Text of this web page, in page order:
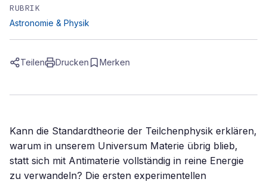
RUBRIK
Astronomie & Physik
Teilen Drucken Merken
Kann die Standardtheorie der Teilchenphysik erklären,
warum in unserem Universum Materie übrig blieb,
statt sich mit Antimaterie vollständig in reine Energie
zu verwandeln? Die ersten experimentellen